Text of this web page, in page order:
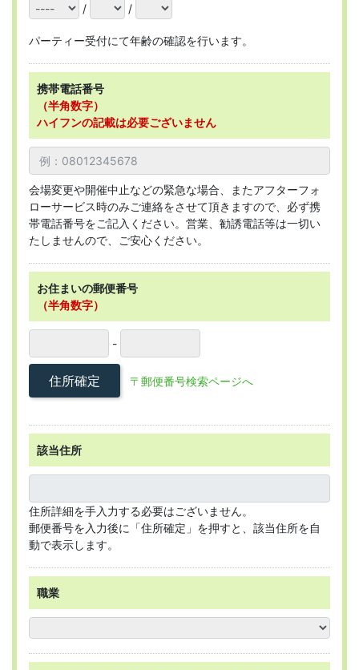
/ /
パーティー受付にて年齢の確認を行います。
携帯電話番号
（半角数字）
ハイフンの記載は必要ございません
会場変更や開催中止などの緊急な場合、またアフターフォ
ローサービス時のみご連絡をさせて頂きますので、必ず携
帯電話番号をご記入ください。営業、勧誘電話等は一切い
たしませんので、ご安心ください。
お住まいの郵便番号
（半角数字）
-
住所確定 〒郵便番号検索ページへ
該当住所
住所詳細を手入力する必要はございません。
郵便番号を入力後に「住所確定」を押すと、該当住所を自
動で表示します。
職業